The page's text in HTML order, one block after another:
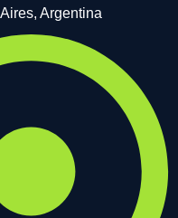
Argentina